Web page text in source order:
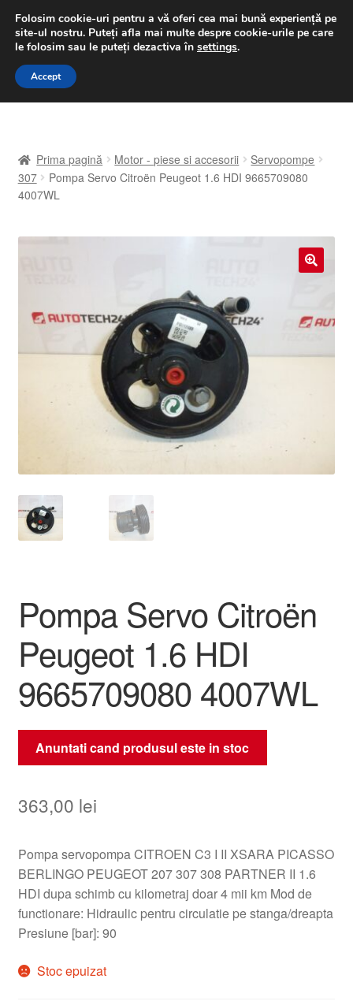
LIVRARE de la 33 lei
luni-vineri 9 a.m. - 4 p.m.031 229 6816
Sari
Sari
A lua legatura
Finalizare comandă
Livrare în toată lumea
Plățile
Termeni si conditii
Prima pagină Motor - piese si accesorii
Servopompe
307
Pompa Servo Citroën Peugeot 1.6 HDI 9665709080
4007WL
Pompa Servo Citroën
Peugeot 1.6 HDI
9665709080 4007WL
Anuntati cand produsul este in stoc
363,00 lei
Pompa servopompa CITROEN C3 I II XSARA PICASSO
BERLINGO PEUGEOT 207 307 308 PARTNER II 1.6
HDI dupa schimb cu kilometraj doar 4 mii km Mod de
functionare: Hidraulic pentru circulatie pe stanga/dreapta
Presiune [bar]: 90
Stoc epuizat
Folosim cookie-uri pentru a vă oferi cea mai bună experiență pe
site-ul nostru. Puteți afla mai multe despre cookie-urile pe care
le folosim sau le puteți dezactiva în settings.
Accept